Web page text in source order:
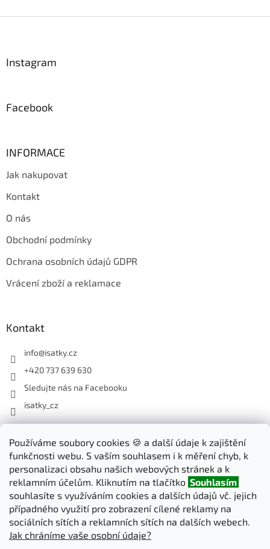
Používáme soubory cookies 🍪 a další údaje k zajištění
funkčnosti webu. S vaším souhlasem i k měření chyb, k
personalizaci obsahu našich webových stránek a k
reklamním účelům. Kliknutím na tlačítko Souhlasím
souhlasíte s využíváním cookies a dalších údajů vč. jejich
případného využití pro zobrazení cílené reklamy na
sociálních sítích a reklamních sítích na dalších webech.
Jak chráníme vaše osobní údaje?
Instagram
Facebook
INFORMACE
Jak nakupovat
Kontakt
O nás
Obchodní podmínky
Ochrana osobních údajů GDPR
Vrácení zboží a reklamace
Kontakt
info@isatky.cz
+420 737 639 630
Sledujte nás na Facebooku
isatky_cz
Odebírat newsletter
Vložte svůj e-mail a my vám budeme zasílat informace o nových
produktech na našem e-shopu.
E-mail
PŘIHLÁSIT SE